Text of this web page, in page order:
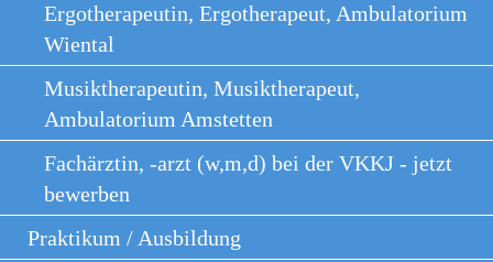
Ergotherapeutin, Ergotherapeut, Ambulatorium
Wiental
Musiktherapeutin, Musiktherapeut,
Ambulatorium Amstetten
Fachärztin, -arzt (w,m,d) bei der VKKJ - jetzt
bewerben
Praktikum / Ausbildung